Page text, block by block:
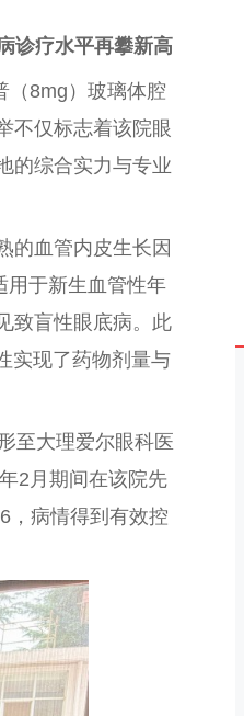
诊疗水平再攀新高
（8mg）玻璃体腔
不仅标志着该院眼
的综合实力与专业
的血管内皮生长因
用于新生血管性年
致盲性眼底病。此
实现了药物剂量与
至大理爱尔眼科医
2月期间在该院先
，病情得到有效控